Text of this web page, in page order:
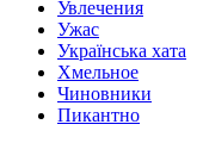
Увлечения
Ужас
Українська хата
Хмельное
Чиновники
Пикантно